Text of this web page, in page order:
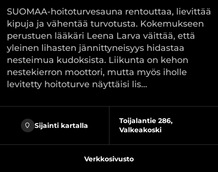
SUOMAA-hoitoturvesauna rentouttaa, lievittää
kipuja ja vähentää turvotusta. Kokemukseen
perustuen lääkäri Leena Larva väittää, että
yleinen lihasten jännittyneisyys hidastaa
nesteimua kudoksista. Liikunta on kehon
nestekierron moottori, mutta myös iholle
levitetty hoitoturve näyttäisi lis…
Sijainti kartalla
Toijalantie 286,
Valkeakoski
Verkkosivusto